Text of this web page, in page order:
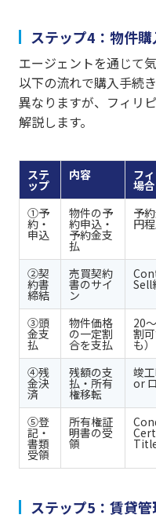
ステップ4：物件
エージェントを通じて
以下の流れで購入手続
異なりますが、フィリ
解説します。
ステ
ップ
内容 フ
場合
①予
約・
申込
物件の予
約申込・
予約金支
払
予
円
②契
約書
締結
売買契約
書のサイ
ン
Sell
③頭
金支
払
物件価格
の一定割
合を支払
20
割
も）
④残
金決
済
残額の支
払・所有
権移転
竣
or
⑤登
記・
書類
受領
所有権証
明書の受
領
ステップ5：賃貸